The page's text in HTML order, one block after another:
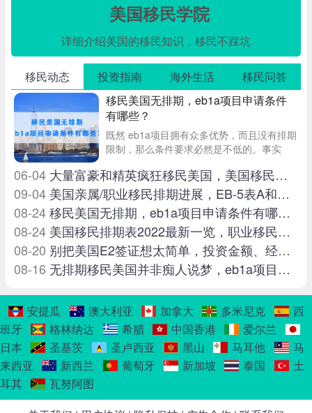
美国移民学院
详细介绍美国的移民知识，移民不踩坑
移民动态 投资指南 海外生活
移民问答
移民美国无排期，eb1a项目申请条件
有哪些？
既然 eb1a项目拥有众多优势，而且没有排期
限制，那么条件要求必然是不低的。事实
那么高，只要在某一行业有较高的成就即
可。具体内容且看平梵移民的详细介绍。
06-04 大量富豪和精英疯狂移民美国，美国移民到底好在哪里？
09-04 美国亲属/职业移民排期进展，EB-5表A和表B均未动！
08-24移民美国无排期，eb1a项目申请条件有哪些？
08-24 美国移民排期表2022最新一览，职业移民和亲属移民排期
08-20 别把美国E2签证想太简单，投资金额、经营范围没那么容易！
08-16 无排期移民美国并非痴人说梦，eb1a项目助您快速移民！
安提瓜 澳大利亚 加拿大 多米尼克
西
班牙
格林纳达 希腊 中国香港
爱尔兰
日本
圣基茨 圣卢西亚 黑山 马耳他
马
来西亚
新西兰 葡萄牙 新加坡 泰国
土
耳其
瓦努阿图